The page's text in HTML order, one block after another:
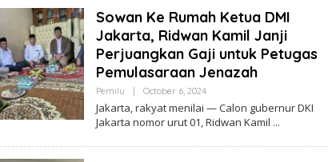
Z
Sowan Ke Rumah Ketua DMI
Jakarta, Ridwan Kamil Janji
Perjuangkan Gaji untuk Petugas
Pemulasaraan Jenazah
Pemilu October 6, 2024B
O
Y
Jakarta, rakyat menilai — Calon gubernur DKI
Jakarta nomor urut 01, Ridwan Kamil